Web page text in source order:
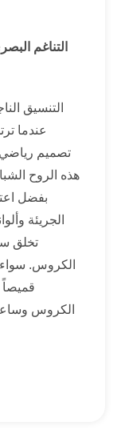
التناغم
التنسيق
عندما
تصميم
هذه الروح
بفضل
الجريئة
تخلق
الكروس.
قميصاً
الكروس